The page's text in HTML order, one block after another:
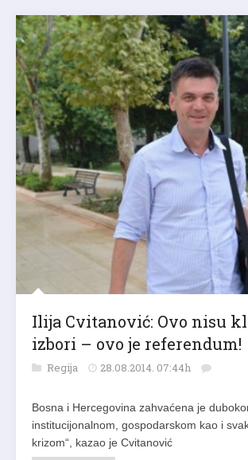
Ilija Cvitanović: Ovo nisu
izbori – ovo je referendum!
Regija 28.08.2014. 07:44h
Bosna i Hercegovina zahvaćena je
institucijonalnom, gospodarskom kao i
krizom“, kazao je Cvitanović